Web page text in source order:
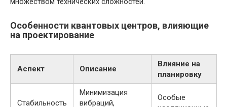
Особенности квантовых центров, влияющие
на проектирование
Аспект Описание
Влияние на
планировку
Стабильность
Минимизация
вибраций,
Особые